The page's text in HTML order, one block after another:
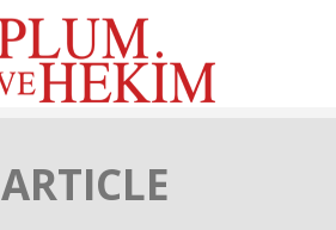
ARTICLE